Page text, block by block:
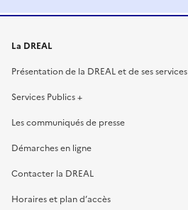
La DREAL
Présentation de la DREAL et de ses services
Services Publics +
Les communiqués de presse
Démarches en ligne
Contacter la DREAL
Horaires et plan d’accès